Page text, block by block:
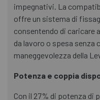
impegnativi. La
offre un sistema di
consentendo di caricare
da lavoro o spesa senza
maneggevolezza della
Potenza e coppia
Con il 27% di potenza di